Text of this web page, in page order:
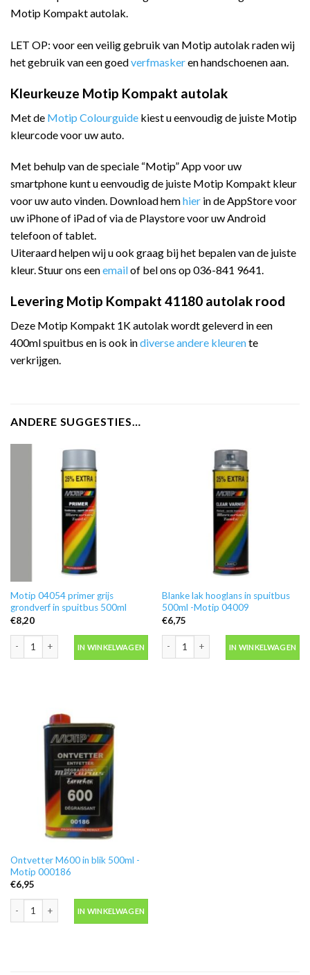
Motip Kompakt autolak.
LET OP: voor een veilig gebruik van Motip autolak raden wij
het gebruik van een goedverfmaskeren handschoenen aan.
Kleurkeuze Motip Kompakt autolak
Met de Motip Colourguide kiest u eenvoudig de juiste Motip
kleurcode voor uw auto.
Met behulp van de speciale “Motip” App voor uw
smartphone kunt u eenvoudig de juiste Motip Kompakt kleur
voor uw auto vinden. Download hemhier in de AppStore voor
uw iPhone of iPad of via de Playstore voor uw Android
telefoon of tablet.
Uiteraard helpen wij u ook graag bij het bepalen van de juiste
kleur. Stuur ons eenemailof bel ons op 036-841 9641.
Levering Motip Kompakt 41180 autolak rood
Deze Motip Kompakt 1K autolak wordt geleverd in een
400ml spuitbus en is ook indiverse andere kleurente
verkrijgen.
ANDERE SUGGESTIES…
Motip 04054 primer grijs
grondverf in spuitbus 500ml
€8,20
IN WINKELWAGEN
Blanke lak hooglans in spuitbus
500ml -Motip 04009
€6,75
IN WINKELWAGEN
Ontvetter M600 in blik 500ml -
Motip 000186
€6,95
Ontvetter M600 in blik 500ml -Motip 000186 aantal
IN WINKELWAGEN